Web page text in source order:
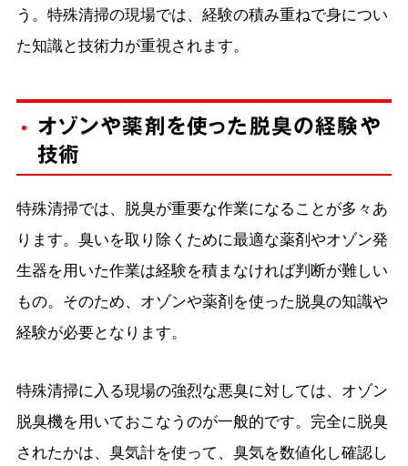
う。特殊清掃の現場では、経験の積み重ねで身につい
た知識と技術力が重視されます。
オゾンや薬剤を使った脱臭の経験や
技術
特殊清掃では、脱臭が重要な作業になることが多々あ
ります。臭いを取り除くために最適な薬剤やオゾン発
生器を用いた作業は経験を積まなければ判断が難しい
もの。そのため、オゾンや薬剤を使った脱臭の知識や
経験が必要となります。
特殊清掃に入る現場の強烈な悪臭に対しては、オゾン
脱臭機を用いておこなうのが一般的です。完全に脱臭
されたかは、臭気計を使って、臭気を数値化し確認し